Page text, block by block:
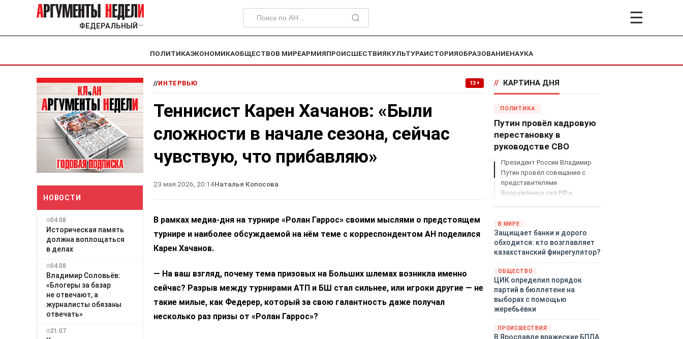
ФЕДЕРАЛЬНЫЙ ﹀ ☰
ПОЛИТИКАЭКОНОМИКАОБЩЕСТВОВ МИРЕАРМИЯПРОИСШЕСТВИЯКУЛЬТУРАИСТОРИЯОБРАЗОВАНИЕНАУКА
НОВОСТИ
04.08
Историческая память
должна воплощаться
в делах
04.08
Владимир Соловьёв:
«Блогеры за базар
не отвечают, а
журналисты обязаны
отвечать»
21.07
//ИНТЕРВЬЮ 13+
Теннисист Карен Хачанов: «Были
сложности в начале сезона, сейчас
чувствую, что прибавляю»
23 мая 2026, 20:14Наталья Копосова
В рамках медиа-дня на турнире «Ролан Гаррос» своими мыслями о предстоящем
турнире и наиболее обсуждаемой на нём теме с корреспондентом АН поделился
Карен Хачанов.
— На ваш взгляд, почему тема призовых на Больших шлемах возникла именно
сейчас? Разрыв между турнирами АТП и БШ стал сильнее, или игроки другие — не
такие милые, как Федерер, который за свою галантность даже получал
несколько раз призы от «Ролан Гаррос»?
// КАРТИНА ДНЯ
ПОЛИТИКА
Путин провёл кадровую
перестановку в
руководстве СВО
Президент России Владимир
Путин провёл совещание с
представителями
Вооружённых сил РФ и
руководстве спецоперацией.
В МИРЕ
Защищает банки и дорого
обходится: кто возглавляет
казахстанский финрегулятор?
ОБЩЕСТВО
ЦИК определил порядок
партий в бюллетене на
выборах с помощью
жеребьёвки
ПРОИСШЕСТВИЯ
В Ярославле вражеские БПЛА